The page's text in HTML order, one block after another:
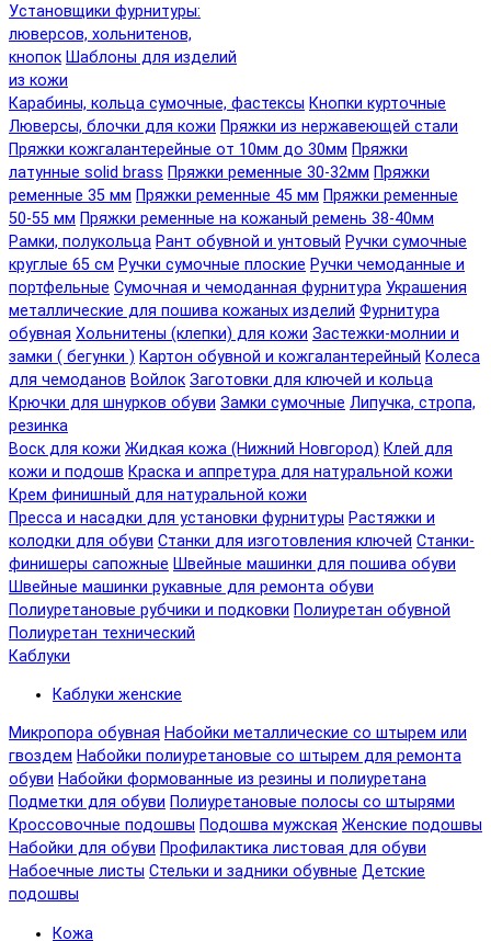
Установщики фурнитуры:
люверсов, хольнитенов,
кнопок Шаблоны для изделий
из кожи
Карабины, кольца сумочные, фастексы Кнопки курточные
Люверсы, блочки для кожи Пряжки из нержавеющей стали
Пряжки кожгалантерейные от 10мм до 30мм Пряжки
латунные solid brass Пряжки ременные 30-32мм Пряжки
ременные 35 мм Пряжки ременные 45 мм Пряжки ременные
50-55 мм Пряжки ременные на кожаный ремень 38-40мм
Рамки, полукольца Рант обувной и унтовый Ручки сумочные
круглые 65 см Ручки сумочные плоские Ручки чемоданные и
портфельные Сумочная и чемоданная фурнитура Украшения
металлические для пошива кожаных изделий Фурнитура
обувная Хольнитены (клепки) для кожи Застежки-молнии и
замки ( бегунки ) Картон обувной и кожгалантерейный Колеса
для чемоданов Войлок Заготовки для ключей и кольца
Крючки для шнурков обуви Замки сумочные Липучка, стропа,
резинка
Воск для кожи Жидкая кожа (Нижний Новгород) Клей для
кожи и подошв Краска и аппретура для натуральной кожи
Крем финишный для натуральной кожи
Пресса и насадки для установки фурнитуры Растяжки и
колодки для обуви Станки для изготовления ключей Станки-
финишеры сапожные Швейные машинки для пошива обуви
Швейные машинки рукавные для ремонта обуви
Полиуретановые рубчики и подковки Полиуретан обувной
Полиуретан технический
Каблуки
Каблуки женские
Микропора обувная Набойки металлические со штырем или
гвоздем Набойки полиуретановые со штырем для ремонта
обуви Набойки формованные из резины и полиуретана
Подметки для обуви Полиуретановые полосы со штырями
Кроссовочные подошвы Подошва мужская Женские подошвы
Набойки для обуви Профилактика листовая для обуви
Набоечные листы Стельки и задники обувные Детские
подошвы
Кожа